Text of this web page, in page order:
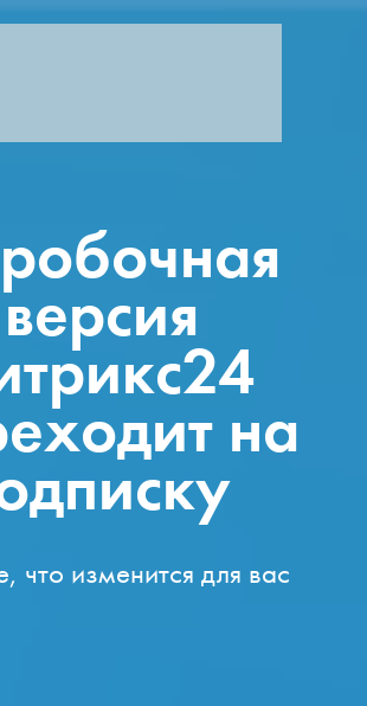
версия
на
что изменится для вас